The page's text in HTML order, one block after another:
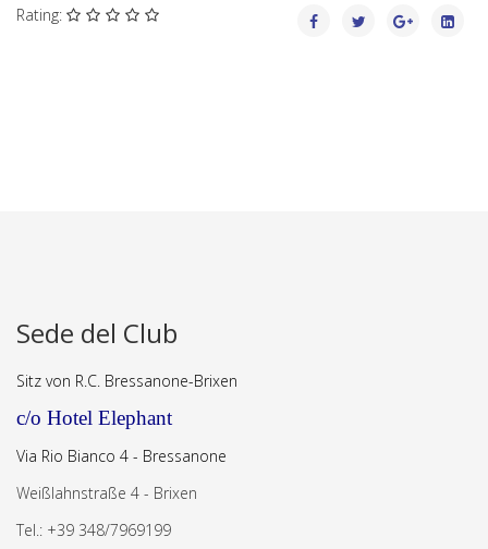
Rating:
Sede del Club
Sitz von R.C. Bressanone-Brixen
c/o Hotel Elephant
Via Rio Bianco 4 - Bressanone
Weißlahnstraße 4 - Brixen
Tel.: +39 348/7969199